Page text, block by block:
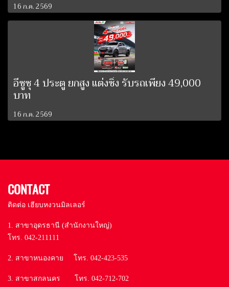
16 ก.ค. 2569
อีซูซุ 4 ประตู ยกสูง แต่งซิ่ง รับรถเพียง 49,000
บาท
16 ก.ค. 2569
CONTACT
ติดต่อ เฮียบหงวนมิลเลอร์
1. สาขาอุดรธานี (สำนักงานใหญ่)
โทร. 042-211111
2. สาขาหนองคาย โทร. 042-423-535
3. สาขาสกลนคร โทร. 042-712-702